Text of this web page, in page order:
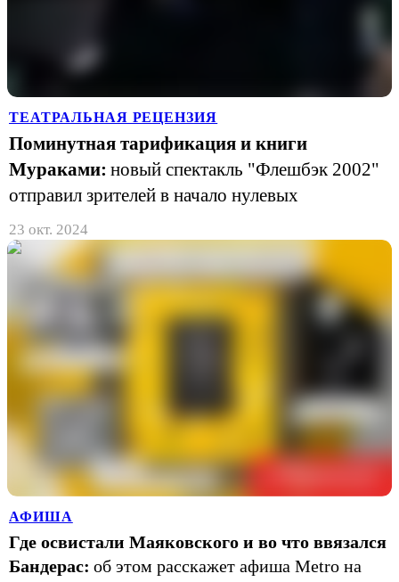
ТЕАТРАЛЬНАЯ РЕЦЕНЗИЯ
Поминутная тарификация и книги
Мураками: новый спектакль "Флешбэк 2002"
отправил зрителей в начало нулевых
23 окт. 2024
АФИША
Где освистали Маяковского и во что ввязался
Бандерас: об этом расскажет афиша Metro на